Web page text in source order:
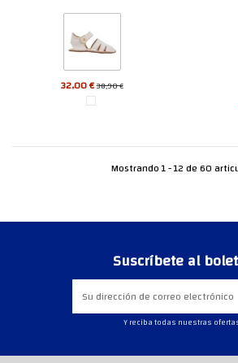
32,00 €38,90 €
Mostrando 1 - 12 de 60
Suscríbete al
Y reciba todas nuestras